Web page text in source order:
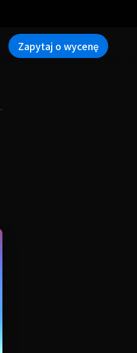
Zapytaj o wycenę